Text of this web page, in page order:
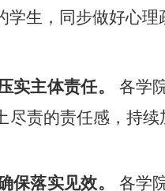
生，同步做好心理
实主体责任。
各学
尽责的责任感，持
保落实见效。
各学